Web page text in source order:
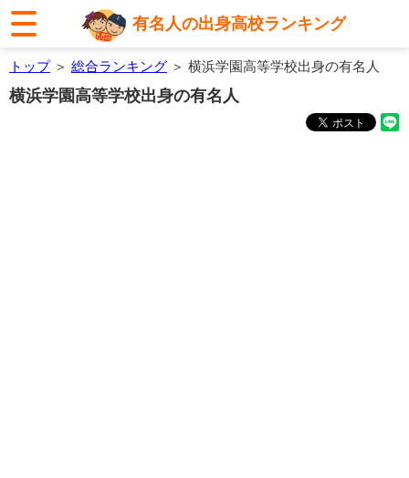
有名人の出身高校ランキング
トップ＞ 総合ランキング ＞ 横浜学園高等学校出身の有名人
横浜学園高等学校出身の有名人